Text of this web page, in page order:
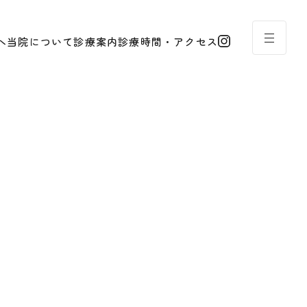
当院について診療案内診療時間・アクセス